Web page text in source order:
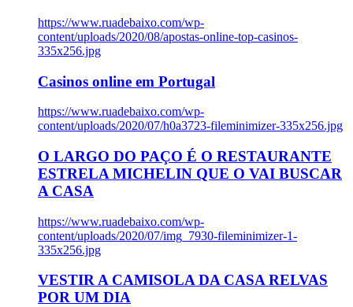
https://www.ruadebaixo.com/wp-
content/uploads/2020/08/apostas-online-top-casinos-
335x256.jpg
Casinos online em Portugal
https://www.ruadebaixo.com/wp-
content/uploads/2020/07/h0a3723-fileminimizer-335x256.jpg
O LARGO DO PAÇO É O RESTAURANTE
ESTRELA MICHELIN QUE O VAI BUSCAR
A CASA
https://www.ruadebaixo.com/wp-
content/uploads/2020/07/img_7930-fileminimizer-1-
335x256.jpg
VESTIR A CAMISOLA DA CASA RELVAS
POR UM DIA